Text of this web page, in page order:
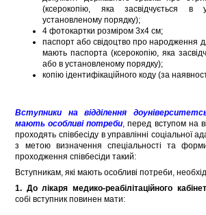
(ксерокопію, яка засвідчується в
установленому порядку);
4 фотокартки розміром 3х4 см;
паспорт або свідоцтво про народження
мають паспорта (ксерокопію, яка
або в установленому порядку);
копію ідентифікаційного коду (за
Вступники на відділення
мають особливі потреби , перед вступом на
проходять співбесіду в управлінні соціальної
з метою визначення спеціальності та
проходження співбесіди такий:
Вступникам, які мають особливі потреби,
1. До лікаря медико-реабілітаційного
собі вступник повинен мати: